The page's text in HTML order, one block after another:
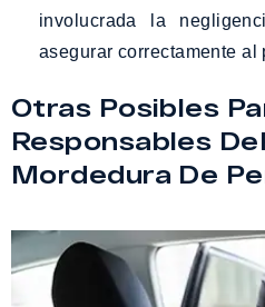
involucrada la
asegurar correctamente al
Otras Posibles
Responsables
Mordedura De